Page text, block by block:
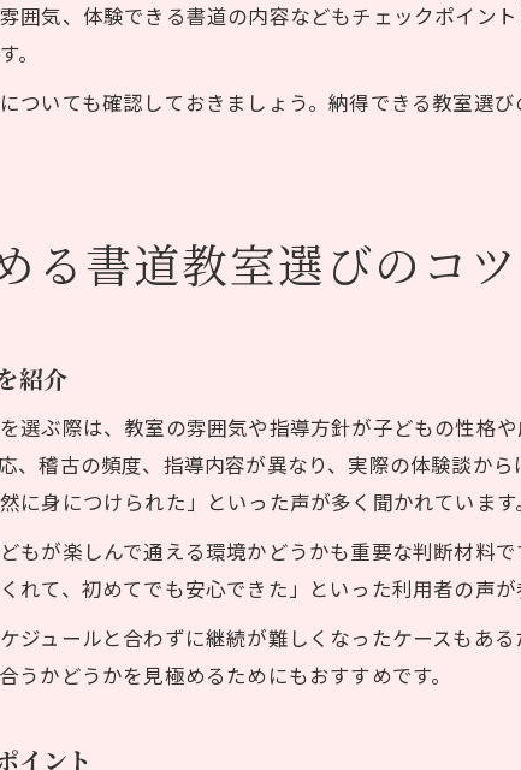
囲気、体験できる書道の内容などもチェックポイン
。
ついても確認しておきましょう。納得できる教室選
る書道教室選びのコ
紹介
選ぶ際は、教室の雰囲気や指導方針が子どもの性格
、稽古の頻度、指導内容が異なり、実際の体験談か
身につけられた」といった声が多く聞かれています。
もが楽しんで通える環境かどうかも重要な判断材料
て、初めてでも安心できた」といった利用者の声が
ジュールと合わずに継続が難しくなったケースもあ
かどうかを見極めるためにもおすすめです。
イント